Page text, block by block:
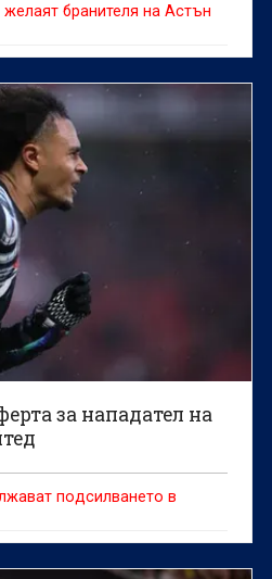
желаят бранителя на Астън
за нападател на
подсилването в